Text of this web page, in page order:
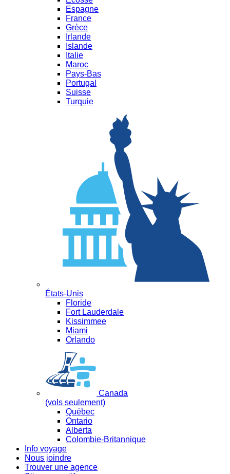
Espagne
France
Grèce
Irlande
Islande
Italie
Maroc
Pays-Bas
Portugal
Suisse
Turquie
États-Unis
Floride
Fort Lauderdale
Kissimmee
Miami
Orlando
Canada
(vols seulement)
Québec
Ontario
Alberta
Colombie-Britannique
Info voyage
Nous joindre
Trouver une agence